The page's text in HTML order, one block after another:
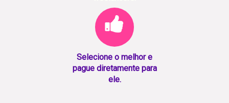
Selecione o melhor e
pague diretamente para
ele.